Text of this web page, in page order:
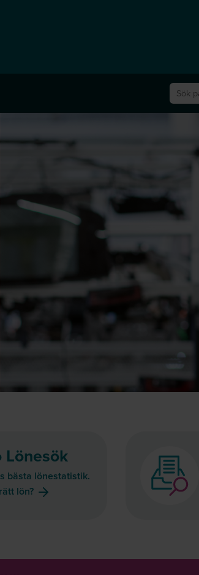
Lönesök
bästa lönestatistik.
lön?